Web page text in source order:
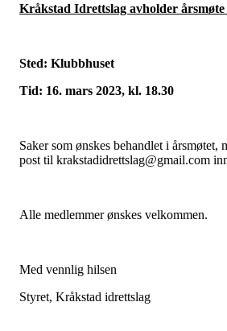
Kråkstad Idrettslag avholder årsmøte
Sted: Klubbhuset
Tid: 16. mars 2023, kl. 18.30
Saker som ønskes behandlet i årsmøtet,
post til krakstadidrettslag@gmail.com
Alle medlemmer ønskes velkommen.
Med vennlig hilsen
Styret, Kråkstad idrettslag